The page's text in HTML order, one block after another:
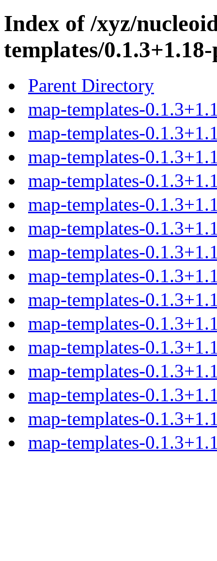
Index of /xyz/
templates/
Parent Directory
map-templates-
map-templates-
map-templates-
map-templates-
map-templates-
map-templates-
map-templates-
map-templates-
map-templates-
map-templates-
map-templates-
map-templates-
map-templates-
map-templates-
map-templates-